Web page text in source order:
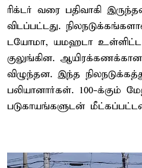
ரிக்டர் வரை பதிவாகி
விடப்பட்டது.
டயோமா, யமஹடா
குலுங்கின. ஆயிரக்கணக்கான
விழுந்தன. இந்த
பலியானார்கள். 100-க்கும்
படுகாயங்களுடன்